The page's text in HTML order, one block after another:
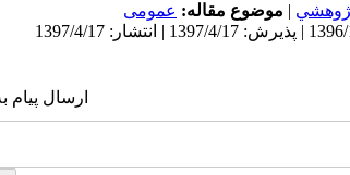
| موضوع مقاله: عمومى
ارسال پیام